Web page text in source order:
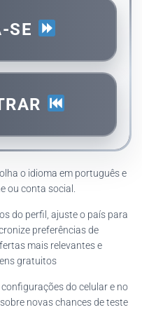
SE
o idioma em português e
ou conta social.
do perfil, ajuste o país para
preferências de
mais relevantes e
gratuitos
configurações do celular e no
novas chances de teste